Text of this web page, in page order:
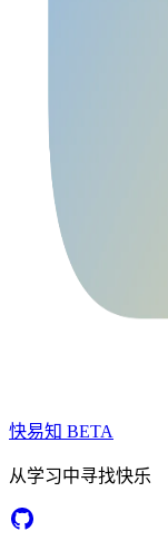
快易知 BETA
从学习中寻找快乐